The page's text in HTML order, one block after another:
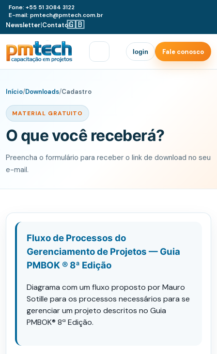
Fone: +55 51 3084 3122
E-mail: pmtech@pmtech.com.br
Newsletter|Contato|
🇬🇧
login Fale conosco
Início/Downloads/Cadastro
MATERIAL GRATUITO
O que você receberá?
Preencha o formulário para receber o link de download no seu
e-mail.
Fluxo de Processos do
Gerenciamento de Projetos — Guia
PMBOK ® 8ª Edição
Diagrama com um fluxo proposto por Mauro
Sotille para os processos necessários para se
gerenciar um projeto descritos no Guia
PMBOK® 8ª Edição.